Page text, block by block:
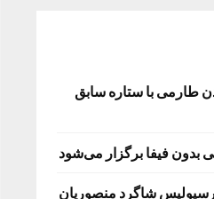
طارمی با ستاره سابق
بدون فیفا برگزار می‌شود
شاگرد منصوریان